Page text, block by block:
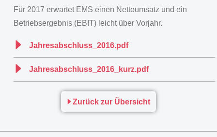
Für 2017 erwartet EMS einen Nettoumsatz und ein
Betriebsergebnis (EBIT) leicht über Vorjahr.
Jahresabschluss_2016.pdf
Jahresabschluss_2016_kurz.pdf
Zurück zur Übersicht